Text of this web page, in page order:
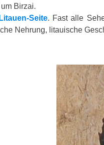
Birzai.
Litauen-Seite. Fast alle
Nehrung, litauische